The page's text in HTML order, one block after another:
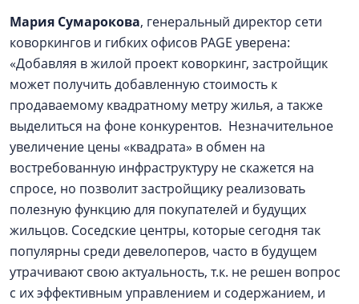
Мария Сумарокова, генеральный директор сети
коворкингов и гибких офисов PAGE уверена:
«Добавляя в жилой проект коворкинг, застройщик
может получить добавленную стоимость к
продаваемому квадратному метру жилья, а также
выделиться на фоне конкурентов. Незначительное
увеличение цены «квадрата» в обмен на
востребованную инфраструктуру не скажется на
спросе, но позволит застройщику реализовать
полезную функцию для покупателей и будущих
жильцов. Соседские центры, которые сегодня так
популярны среди девелоперов, часто в будущем
утрачивают свою актуальность, т.к. не решен вопрос
с их эффективным управлением и содержанием, и